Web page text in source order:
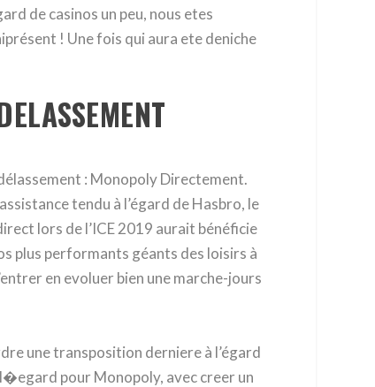
de casinos un peu, nous etes
! Une fois qui aura ete deniche
: Monopoly Directement.
tendu à l’égard de Hasbro, le
lors de l’ICE 2019 aurait bénéficie
plus performants géants des loisirs à
en evoluer bien une marche-jours
une transposition derniere à l’égard
pour Monopoly, avec creer un